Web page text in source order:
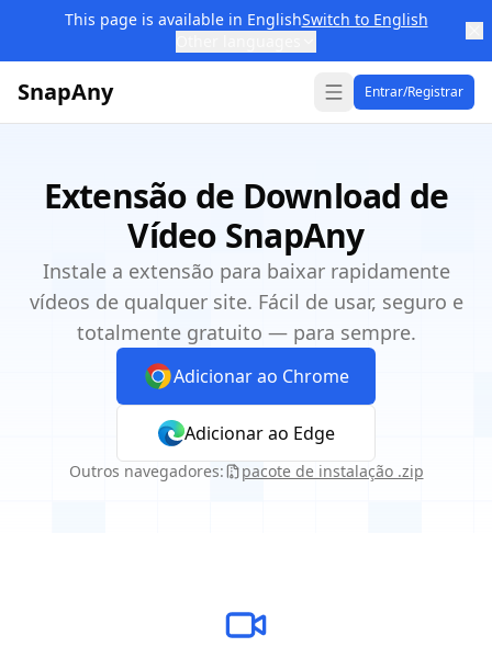
This page is available in EnglishSwitch to English
SnapAny Entrar/Registrar
Extensão de Download de
Vídeo SnapAny
Instale a extensão para baixar rapidamente
vídeos de qualquer site. Fácil de usar, seguro e
totalmente gratuito — para sempre.
Adicionar ao Chrome
Adicionar ao Edge
Outros navegadores: pacote de instalação .zip